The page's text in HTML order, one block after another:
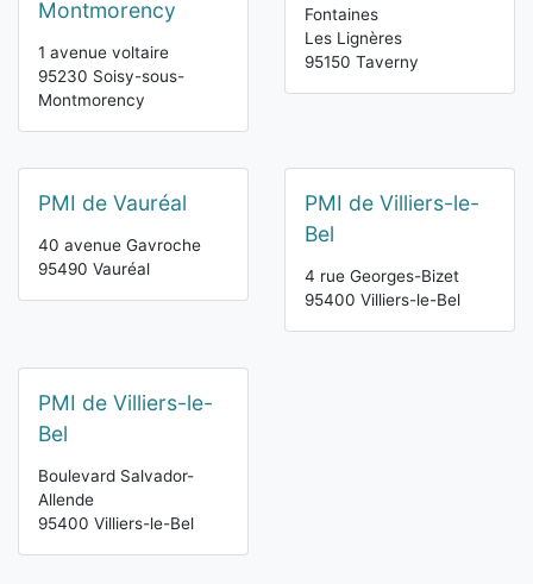
Montmorency
1 avenue voltaire
95230 Soisy-sous-
Montmorency
Fontaines
Les Lignères
95150 Taverny
PMI de Vauréal
40 avenue Gavroche
95490 Vauréal
PMI de Villiers-le-
Bel
4 rue Georges-Bizet
95400 Villiers-le-Bel
PMI de Villiers-le-
Bel
Boulevard Salvador-
Allende
95400 Villiers-le-Bel